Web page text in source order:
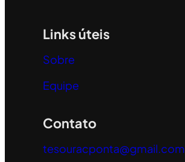
Links úteis
Sobre
Equipe
Contato
tesouracponta@gmail.com